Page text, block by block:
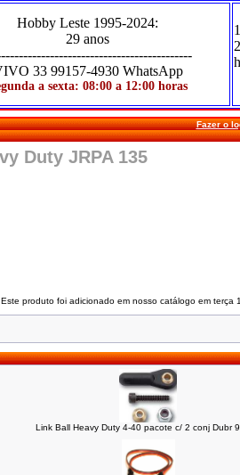
Hobby Leste 1995-2024:
29 anos
33 99157-4930 WhatsApp
a sexta: 08:00 a 12:00 horas
Fazer o
Duty JRPA 135
Este produto foi adicionado em nosso catálogo em terça
Link Ball Heavy Duty 4-40 pacote c/ 2 conj Dubr